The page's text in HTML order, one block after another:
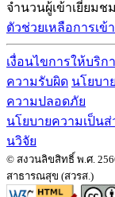
จำนวนผู้เข้าเยี่ยมช
ตัวช่วยเหลือการเข้
เงื่อนไขการให้บริก
ความรับผิด นโยบา
ความปลอดภัย
นโยบายความเป็นส่
นวิจัย
© สงวนลิขสิทธิ์ พ.ศ.
สาธารณสุข (สวรส.)